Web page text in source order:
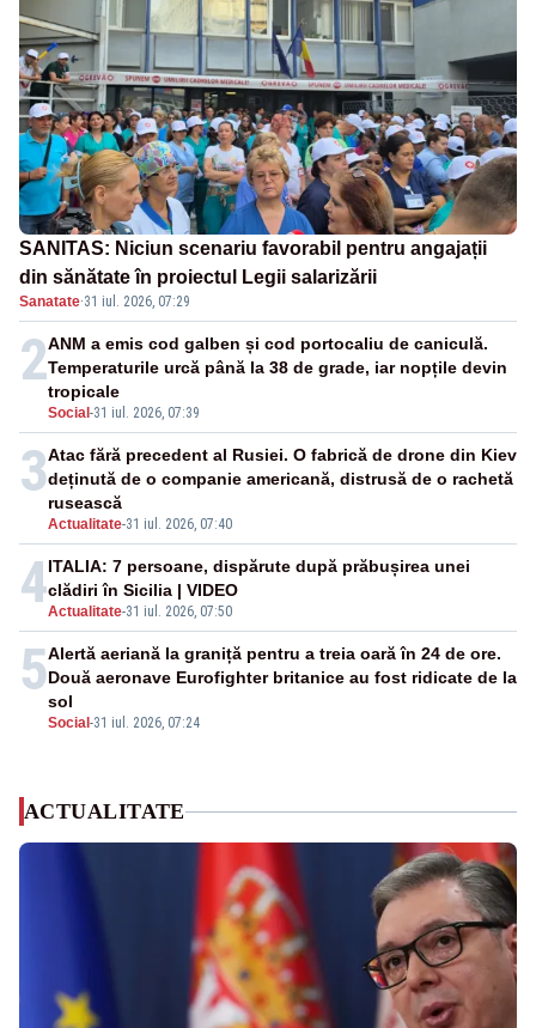
SANITAS: Niciun scenariu favorabil pentru angajații
din sănătate în proiectul Legii salarizării
Sanatate·31 iul. 2026, 07:29
2
Social -31 iul. 2026, 07:39
ANM a emis cod galben și cod portocaliu de caniculă.
Temperaturile urcă până la 38 de grade, iar nopțile devin
tropicale
3
Actualitate-31 iul. 2026, 07:40
Atac fără precedent al Rusiei. O fabrică de drone din Kiev
deținută de o companie americană, distrusă de o rachetă
rusească
4Actualitate-31 iul. 2026, 07:50
ITALIA: 7 persoane, dispărute după prăbușirea unei
clădiri în Sicilia | VIDEO
5
Social -31 iul. 2026, 07:24
Alertă aeriană la graniță pentru a treia oară în 24 de ore.
Două aeronave Eurofighter britanice au fost ridicate de la
sol
ACTUALITATE